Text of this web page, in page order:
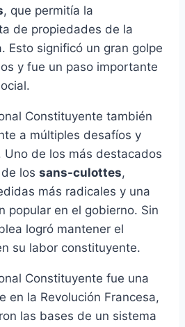
, que permitía la
de propiedades de la
Esto significó un gran golpe
y fue un paso importante
Constituyente también
a múltiples desafíos y
Uno de los más destacados
los sans-culottes,
más radicales y una
popular en el gobierno. Sin
logró mantener el
su labor constituyente.
Constituyente fue una
en la Revolución Francesa,
las bases de un sistema